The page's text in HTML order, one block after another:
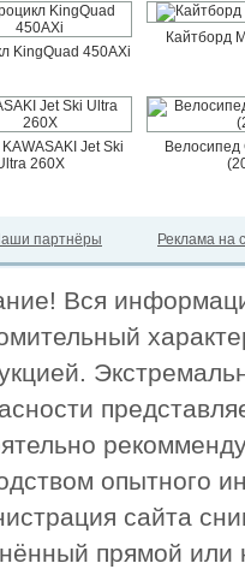
KingQuad 450AXi
Кайтборд
Jet Ski
260X
Велосипед
партнёры Реклама на
Вся
опытного
сайта
прямой или